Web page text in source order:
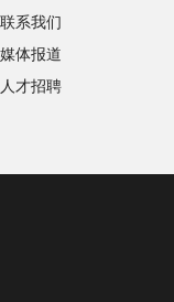
联系我们
媒体报道
人才招聘